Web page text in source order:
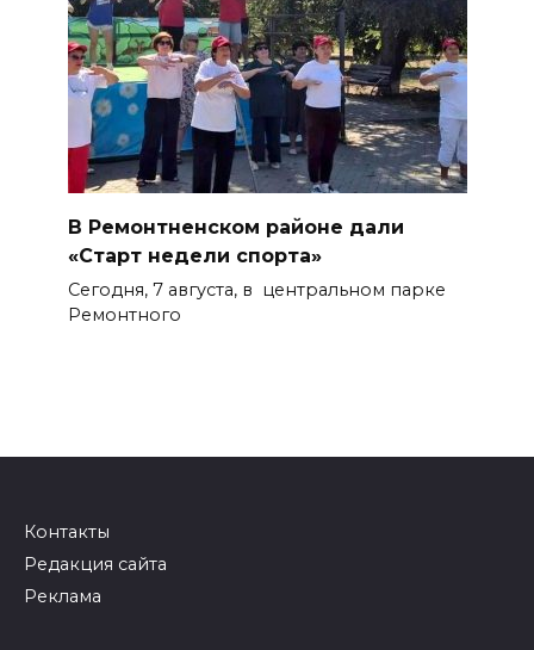
В Ремонтненском районе дали
«Старт недели спорта»
Сегодня, 7 августа, в центральном парке
Ремонтного
Контакты
Редакция сайта
Реклама